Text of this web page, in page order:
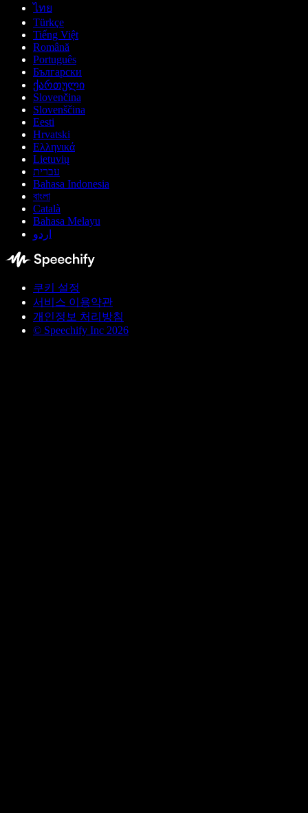
ไทย
Türkçe
Tiếng Việt
Română
Português
Български
ქართული
Slovenčina
Slovenščina
Eesti
Hrvatski
Ελληνικά
Lietuvių
עברית
Bahasa Indonesia
বাংলা
Català
Bahasa Melayu
اردو
쿠키 설정
서비스 이용약관
개인정보 처리방침
© Speechify Inc 2026